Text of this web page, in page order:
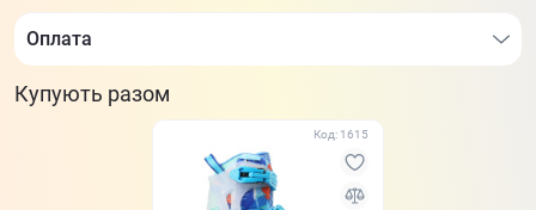
Оплата
Купують разом
Код: 1615